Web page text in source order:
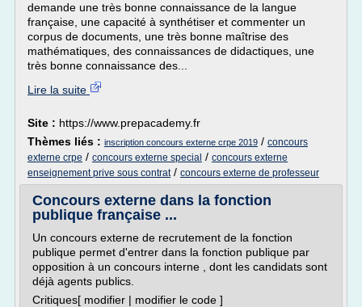
demande une très bonne connaissance de la langue
française, une capacité à synthétiser et commenter un
corpus de documents, une très bonne maîtrise des
mathématiques, des connaissances de didactiques, une
très bonne connaissance des...
Lire la suite
Site : https://www.prepacademy.fr
Thèmes liés : inscription concours externe crpe 2019 / concours
externe crpe / concours externe special / concours externe
enseignement prive sous contrat/ concours externe de professeur
Concours externe dans la fonction
publique française ...
Un concours externe de recrutement de la fonction
publique permet d'entrer dans la fonction publique par
opposition à un concours interne , dont les candidats sont
déjà agents publics.
Critiques[ modifier | modifier le code ]